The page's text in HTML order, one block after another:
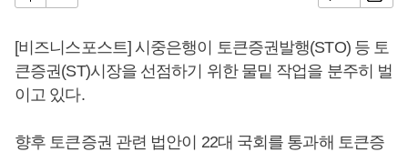
[비즈니스포스트] 시중은행이 토큰증권발행(STO) 등 토
큰증권(ST)시장을 선점하기 위한 물밑 작업을 분주히 벌
이고 있다.
향후 토큰증권 관련 법안이 22대 국회를 통과해 토큰증